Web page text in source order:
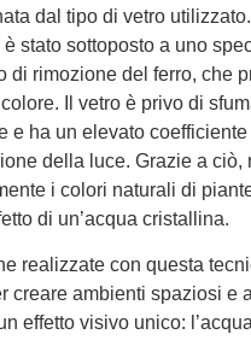
dal tipo di vetro
è stato sottoposto a uno
di rimozione del ferro, che
Il vetro è privo di
e ha un elevato coefficiente
della luce. Grazie a ciò,
i colori naturali di
di un’acqua cristallina.
realizzate con questa
creare ambienti spaziosi e
effetto visivo unico: